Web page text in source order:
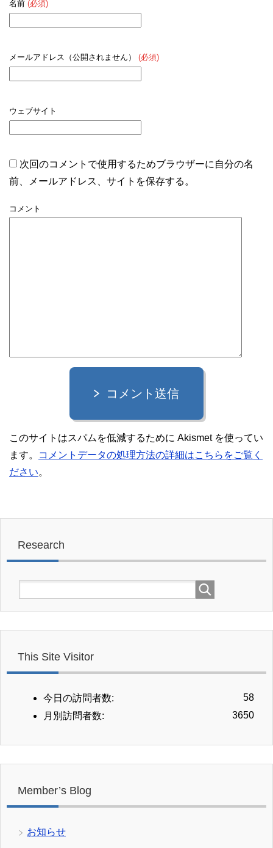
名前 (必須)
メールアドレス（公開されません） (必須)
ウェブサイト
次回のコメントで使用するためブラウザーに自分の名
前、メールアドレス、サイトを保存する。
コメント
コメント送信
このサイトはスパムを低減するために Akismet を使ってい
ます。
コメントデータの処理方法の詳細はこちらをご覧く
ださい。
Research
This Site Visitor
58
今日の訪問者数:
3650
月別訪問者数:
Member’s Blog
お知らせ